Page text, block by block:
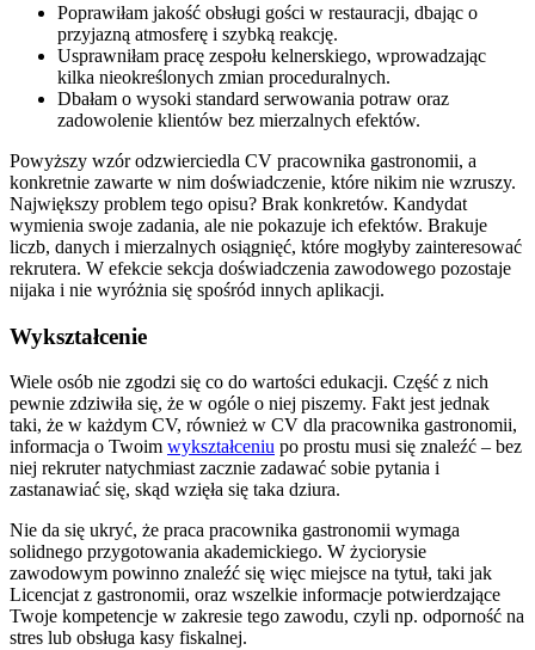
Poprawiłam jakość obsługi gości w restauracji, dbając o
przyjazną atmosferę i szybką reakcję.
Usprawniłam pracę zespołu kelnerskiego, wprowadzając
kilka nieokreślonych zmian proceduralnych.
Dbałam o wysoki standard serwowania potraw oraz
zadowolenie klientów bez mierzalnych efektów.
Powyższy wzór odzwierciedla CV pracownika gastronomii, a
konkretnie zawarte w nim doświadczenie, które nikim nie wzruszy.
Największy problem tego opisu? Brak konkretów. Kandydat
wymienia swoje zadania, ale nie pokazuje ich efektów. Brakuje
liczb, danych i mierzalnych osiągnięć, które mogłyby zainteresować
rekrutera. W efekcie sekcja doświadczenia zawodowego pozostaje
nijaka i nie wyróżnia się spośród innych aplikacji.
Wykształcenie
Wiele osób nie zgodzi się co do wartości edukacji. Część z nich
pewnie zdziwiła się, że w ogóle o niej piszemy. Fakt jest jednak
taki, że w każdym CV, również w CV dla pracownika gastronomii,
informacja o Twoim wykształceniu po prostu musi się znaleźć – bez
niej rekruter natychmiast zacznie zadawać sobie pytania i
zastanawiać się, skąd wzięła się taka dziura.
Nie da się ukryć, że praca pracownika gastronomii wymaga
solidnego przygotowania akademickiego. W życiorysie
zawodowym powinno znaleźć się więc miejsce na tytuł, taki jak
Licencjat z gastronomii, oraz wszelkie informacje potwierdzające
Twoje kompetencje w zakresie tego zawodu, czyli np. odporność na
stres lub obsługa kasy fiskalnej.